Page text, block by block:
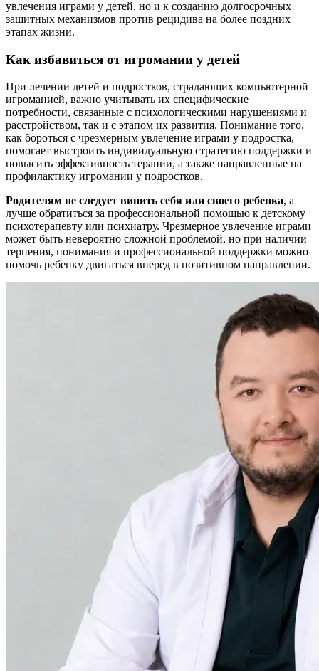
увлечения играми у детей, но и к созданию долгосрочных
защитных механизмов против рецидива на более поздних
этапах жизни.
Как избавиться от игромании у детей
При лечении детей и подростков, страдающих компьютерной
игроманией, важно учитывать их специфические
потребности, связанные с психологическими нарушениями и
расстройством, так и с этапом их развития. Понимание того,
как бороться с чрезмерным увлечение играми у подростка,
помогает выстроить индивидуальную стратегию поддержки и
повысить эффективность терапии, а также направленные на
профилактику игромании у подростков.
Родителям не следует винить себя или своего ребенка, а
лучше обратиться за профессиональной помощью к детскому
психотерапевту или психиатру. Чрезмерное увлечение играми
может быть невероятно сложной проблемой, но при наличии
терпения, понимания и профессиональной поддержки можно
помочь ребенку двигаться вперед в позитивном направлении.